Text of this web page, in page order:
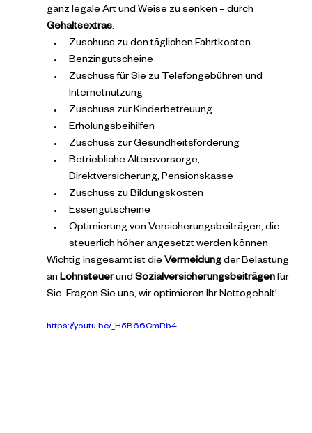
ganz legale Art und Weise zu senken – durch
Gehaltsextras:
Zuschuss zu den täglichen Fahrtkosten
Benzingutscheine
Zuschuss für Sie zu Telefongebühren und
Internetnutzung
Zuschuss zur Kinderbetreuung
Erholungsbeihilfen
Zuschuss zur Gesundheitsförderung
Betriebliche Altersvorsorge,
Direktversicherung, Pensionskasse
Zuschuss zu Bildungskosten
Essengutscheine
Optimierung von Versicherungsbeiträgen, die
steuerlich höher angesetzt werden können
Wichtig insgesamt ist die Vermeidung der Belastung
an Lohnsteuer und Sozialversicherungsbeiträgen für
Sie. Fragen Sie uns, wir optimieren Ihr Nettogehalt!
https://youtu.be/_H5B66CmRb4